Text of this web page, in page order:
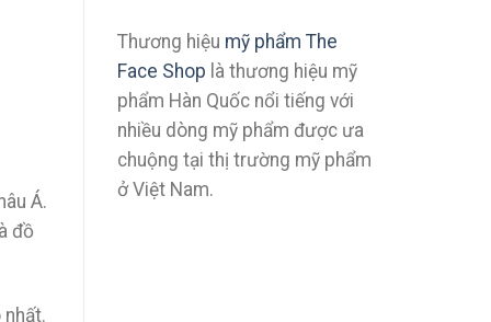
Á.
đồ
Thương hiệu mỹ phẩm The
Face Shop là thương hiệu mỹ
phẩm Hàn Quốc nổi tiếng với
nhiều dòng mỹ phẩm được ưa
chuộng tại thị trường mỹ phẩm
ở Việt Nam.